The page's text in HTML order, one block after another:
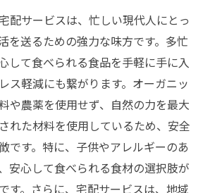
配サービスは、忙しい現代人にとっ
を送るための強力な味方です。多忙
して食べられる食品を手軽に手に入
ス軽減にも繋がります。オーガニッ
や農薬を使用せず、自然の力を最大
れた材料を使用しているため、安全
です。特に、子供やアレルギーのあ
安心して食べられる食材の選択肢が
す。さらに、宅配サービスは、地域